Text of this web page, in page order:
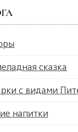
сказка
с видами
напитки